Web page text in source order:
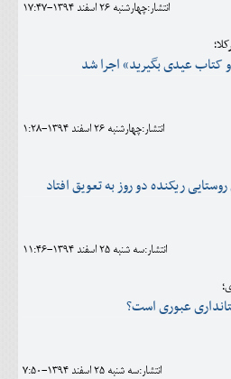
انتشار:چهارشنبه 26 اسفند 1394-17:47
عیدی بگیرید» اجرا شد
انتشار:چهارشنبه 26 اسفند 1394-1:28
ریکنده دو روز به تعویق افتاد
انتشار:سه شنبه 25 اسفند 1394-11:46
عبوری است؟
انتشار:سه شنبه 25 اسفند 1394-7:50